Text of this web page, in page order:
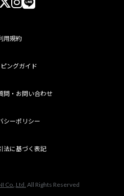
用規約
ングガイド
問・お問い合わせ
シーポリシー
法に基づく表記
Co.,Ltd.All Rights Reserved